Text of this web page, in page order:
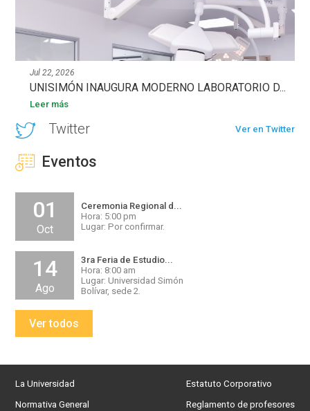
Jul 22, 2026
UNISIMÓN INAUGURA MODERNO LABORATORIO D...
Leer más
Twitter Ver en Twitter
Eventos
01
Oct
Ceremonia Regional d...
Hora: 5:00 pm
Lugar: Por confirmar.
14
Ago
3ra Feria de Estudio...
Hora: 8:00 am
Lugar: Universidad Simón
Bolívar, sede 2.
Ver todos
La Universidad
Normativa General
Estatuto Corporativo
Reglamento de profesores